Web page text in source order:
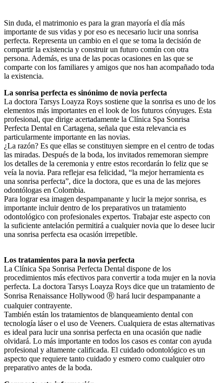
Sin duda, el matrimonio es para la gran mayoría el día más
importante de sus vidas y por eso es necesario lucir una sonrisa
perfecta. Representa un cambio en el que se toma la decisión de
compartir la existencia y construir un futuro común con otra
persona. Además, es una de las pocas ocasiones en las que se
comparte con los familiares y amigos que nos han acompañado toda
la existencia.
La sonrisa perfecta es sinónimo de novia perfecta
La doctora Tarsys Loayza Roys sostiene que la sonrisa es uno de los
elementos más importantes en el look de los futuros cónyuges. Esta
profesional, que dirige acertadamente la Clínica Spa Sonrisa
Perfecta Dental en Cartagena, señala que esta relevancia es
particularmente importante en las novias.
¿La razón? Es que ellas se constituyen siempre en el centro de todas
las miradas. Después de la boda, los invitados rememoran siempre
los detalles de la ceremonia y entre estos recordarán lo feliz que se
veía la novia. Para reflejar esa felicidad, “la mejor herramienta es
una sonrisa perfecta”, dice la doctora, que es una de las mejores
odontólogas en Colombia.
Para lograr esa imagen despampanante y lucir la mejor sonrisa, es
importante incluir dentro de los preparativos un tratamiento
odontológico con profesionales expertos. Trabajar este aspecto con
la suficiente antelación permitirá a cualquier novia que lo desee lucir
una sonrisa perfecta esa ocasión irrepetible.
Los tratamientos para la novia perfecta
La Clínica Spa Sonrisa Perfecta Dental dispone de los
procedimientos más efectivos para convertir a toda mujer en la novia
perfecta. La doctora Tarsys Loayza Roys dice que un tratamiento de
Sonrisa Renaissance Hollywood Ⓡ hará lucir despampanante a
cualquier contrayente.
También están los tratamientos de blanqueamiento dental con
tecnología láser o el uso de Veeners. Cualquiera de estas alternativas
es ideal para lucir una sonrisa perfecta en una ocasión que nadie
olvidará. Lo más importante en todos los casos es contar con ayuda
profesional y altamente calificada. El cuidado odontológico es un
aspecto que requiere tanto cuidado y esmero como cualquier otro
preparativo antes de la boda.